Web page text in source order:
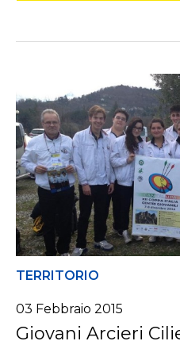
TERRITORIO
03 Febbraio 2015
Giovani Arcieri